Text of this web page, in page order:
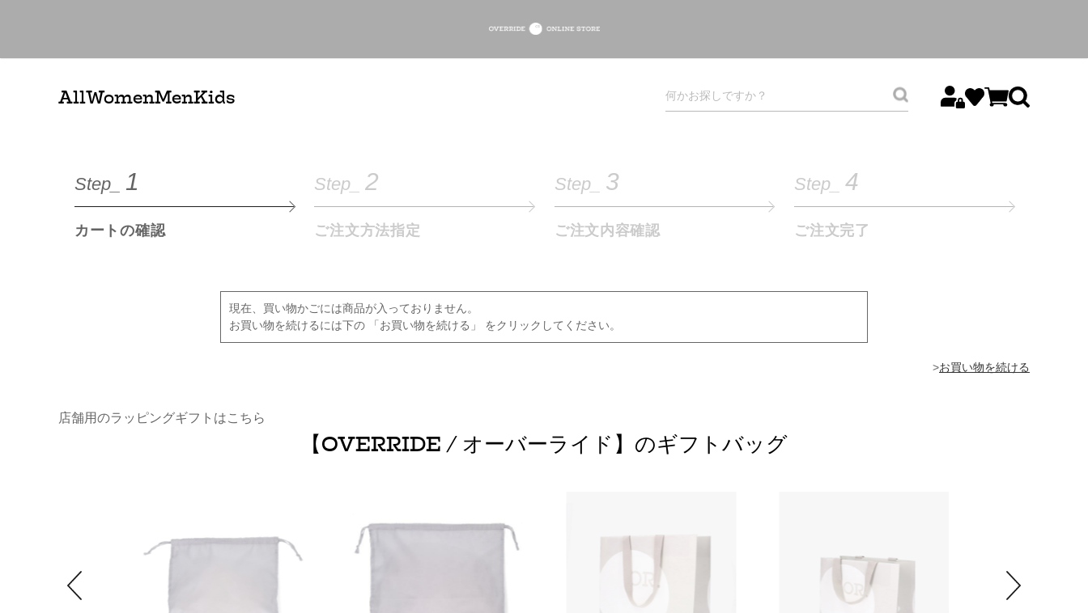
AllWomenMenKids
Step_ 1
カートの確認
Step_ 2
ご注文方法指定
Step_ 3
ご注文内容確認
Step_ 4
ご注文完了
現在、買い物かごには商品が入っておりません。
お買い物を続けるには下の 「お買い物を続ける」 をクリックしてください。
>
店舗用のラッピングギフトはこちら
【OVERRIDE / オーバーライド】のギフトバッグ